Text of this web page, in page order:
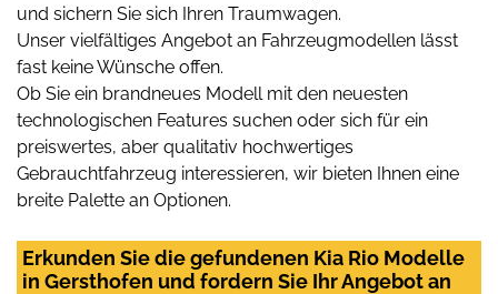
und sichern Sie sich Ihren Traumwagen.
Unser vielfältiges Angebot an Fahrzeugmodellen lässt
fast keine Wünsche offen.
Ob Sie ein brandneues Modell mit den neuesten
technologischen Features suchen oder sich für ein
preiswertes, aber qualitativ hochwertiges
Gebrauchtfahrzeug interessieren, wir bieten Ihnen eine
breite Palette an Optionen.
Erkunden Sie die gefundenen Kia Rio Modelle
in Gersthofen und fordern Sie Ihr Angebot an